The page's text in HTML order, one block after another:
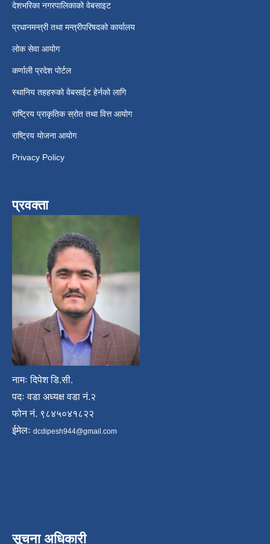
देशभरिका नगरपालिकाको वेबसाइट
प्रधानमन्त्री तथा मन्त्रीपरिषदको कार्यालय
लोक सेवा आयोग
कर्णाली प्रदेश पोर्टल
स्थानिय तहहरुको वेबसाईट हेर्नको लागि
राष्ट्रिय प्राकृतिक स्रोत तथा वित्त आयोग
राष्ट्रिय योजना आयोग
Privacy Policy
प्रवक्ता
नामः दिपेश डि.सी.
पदः वडा अध्यक्ष वडा नं.२
फोन नं. ९८४५०४१८२२
ईमेलः dcdipesh944@gmail.com
सूचना अधिकारी